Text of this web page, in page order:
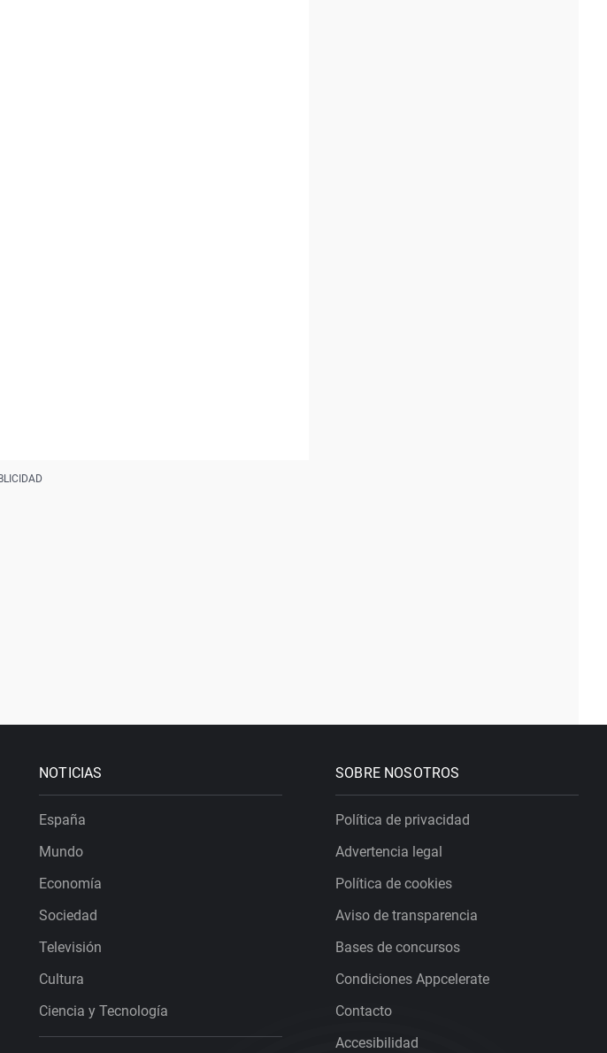
NOTICIAS
España
Mundo
Economía
Sociedad
Televisión
Cultura
Ciencia y Tecnología
SOBRE NOSOTROS
Política de privacidad
Advertencia legal
Política de cookies
Aviso de transparencia
Bases de concursos
Condiciones Appcelerate
Contacto
Accesibilidad